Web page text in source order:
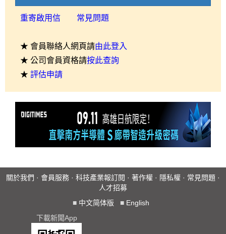
重寄啟用信 常見問題
★ 會員聯絡人網頁請由此登入
★ 公司會員資格請按此查詢
★ 評估申請
關於我們 · 會員服務 · 科技產業報訂閱 · 著作權 · 隱私權 · 常見問題 ·
人才招募
■ 中文简体版 ■ English
下載新聞App